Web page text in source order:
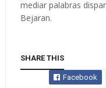
mediar palabras
Bejaran.
SHARE THIS
Facebook